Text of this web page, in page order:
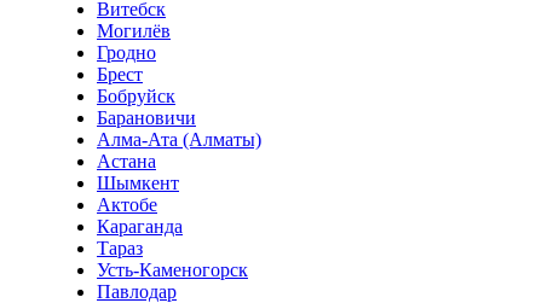
Витебск
Могилёв
Гродно
Брест
Бобруйск
Барановичи
Алма-Ата (Алматы)
Астана
Шымкент
Актобе
Караганда
Тараз
Усть-Каменогорск
Павлодар